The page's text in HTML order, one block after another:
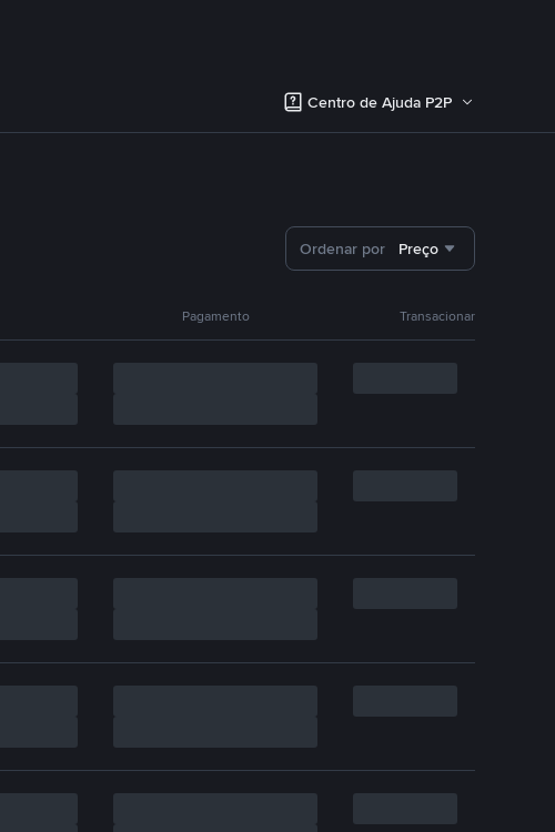
Centro de Ajuda P2P
Ordenar por Preço
Pagamento Transacionar